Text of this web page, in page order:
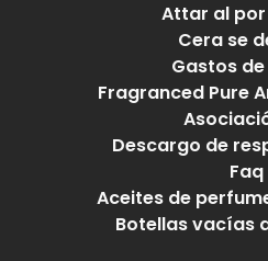
Attar al
Cera se
Gastos
Fragranced Pure
Descargo de
Faq
Aceites de
Botellas vacías